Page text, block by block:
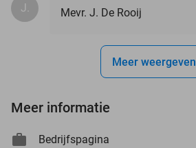
J. Mevr. J. De Rooij
Meer weergeven
Meer informatie
Bedrijfspagina